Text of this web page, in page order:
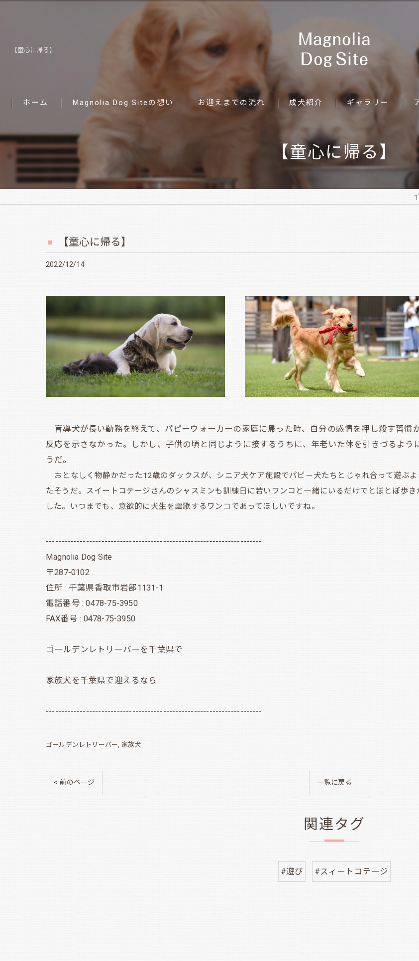
【童心に帰る】
ホーム Magnolia Dog Siteの想い お迎えまでの流れ 成犬紹介 ギャラリー
【童心に帰る】
【童心に帰る】
2022/12/14
盲導犬が長い勤務を終えて、パピーウォーカーの家庭に帰った時、自分の感情を押し殺す習慣
反応を示さなかった。しかし、子供の頃と同じように接するうちに、年老いた体を引きづるよ
うだ。
おとなしく物静かだった12歳のダックスが、シニア犬ケア施設でパピ －犬たちとじゃれ合って遊ぶ
たそうだ。スイートコテージさんのシャスミンも訓練日に若いワンコと一緒にいるだけでとぼとぼ歩
した。いつまでも、意欲的に犬生を謳歌するワンコであってほしいですね。
----------------------------------------------------------------------
Magnolia Dog Site
〒287-0102
住所 : 千葉県香取市岩部1131-1
電話番号 : 0478-75-3950
FAX番号 : 0478-75-3950
ゴールデンレトリーバーを千葉県で
家族犬を千葉県で迎えるなら
----------------------------------------------------------------------
ゴールデンレトリーバー 家族犬
< 前のページ 一覧に戻る
関連タグ
#遊び #スィートコテージ